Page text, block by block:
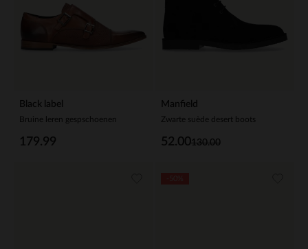
Black label
Bruine leren gespschoenen
179.99
Manfield
Zwarte suède desert boots
130.00
52.00